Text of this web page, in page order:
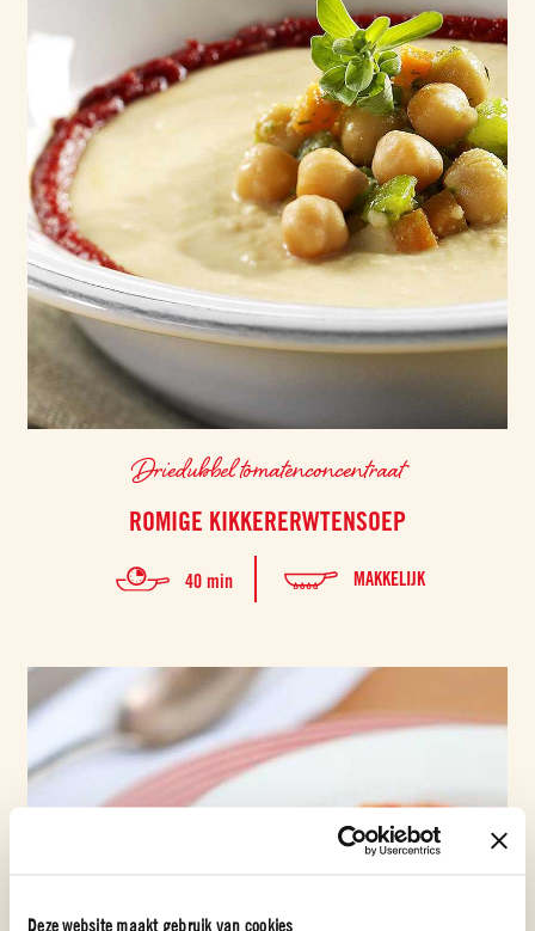
Deze website maakt gebruik van cookies
Driedubbel tomatenconcentraat
ROMIGE KIKKERERWTENSOEP
40 min MAKKELIJK